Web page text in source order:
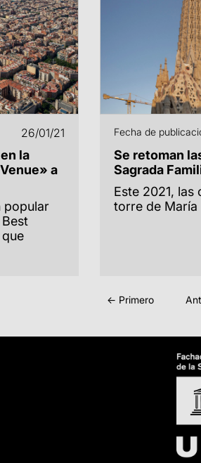
26/01/21
la
a
popular
Fecha de
Se retoman
Sagrada
Este 2021, las
torre de María
← Primero